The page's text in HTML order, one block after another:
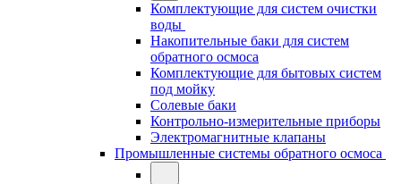
Комплектующие для систем очистки
воды
Накопительные баки для систем
обратного осмоса
Комплектующие для бытовых систем
под мойку
Солевые баки
Контрольно-измерительные приборы
Электромагнитные клапаны
Промышленные системы обратного осмоса